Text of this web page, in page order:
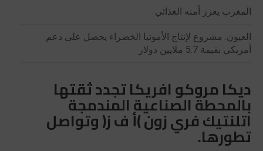
المغرب يعزز أمنه الغذائي
العيون: مشروع لإنتاج الأمونيا الخضراء يحصل على دعم
أمريكي بقيمة 5.7 ملايين دولار
ديكا مروكو افريكا تجدد ثقتها
بالمحطة الصناعية المندمجة
اتلنتيك فري زون )أ ف ز( وتواصل
تطورها.